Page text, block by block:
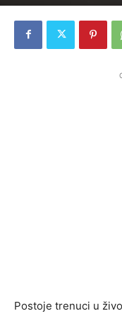
Postoje trenuci u